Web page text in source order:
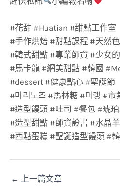
#花甜 #Huatian #甜點工作室
#手作烘焙 #甜點課程 #天然
#韓式甜點 #專業師資 #少女
#馬卡龍 #網美甜點 #韓國
#dessert #健康點心 #聖誕節
#마리노즈 #馬林糖 #머랭 #市
#造型饅頭 #吐司 #餐包 #琥
#造型甜點 #師資證書 #水晶
#西點蛋糕 #聖誕造型饅頭 #
← 上一篇文章